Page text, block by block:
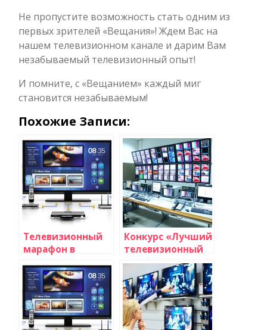
Не пропустите возможность стать одним из
первых зрителей «Вещания»! Ждем Вас на
нашем телевизионном канале и дарим Вам
незабываемый телевизионный опыт!
И помните, с «Вещанием» каждый миг
становится незабываемым!
Похожие Записи:
Телевизионный
марафон в
благотворительной
акции
Конкурс «Лучший
телевизионный
ведущий года»